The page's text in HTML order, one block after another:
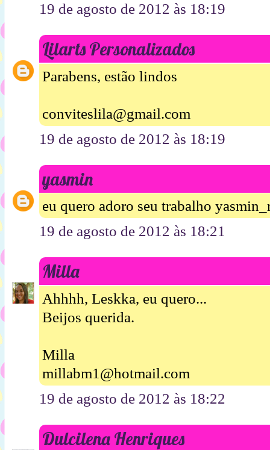
19 de agosto de 2012 às 18:19
Lilarts Personalizados
Parabens, estão lindos
conviteslila@gmail.com
19 de agosto de 2012 às 18:19
yasmin
eu quero adoro seu trabalho
19 de agosto de 2012 às 18:21
Milla
Ahhhh, Leskka, eu quero...
Beijos querida.
Milla
millabm1@hotmail.com
19 de agosto de 2012 às 18:22
Dulcilena Henriques